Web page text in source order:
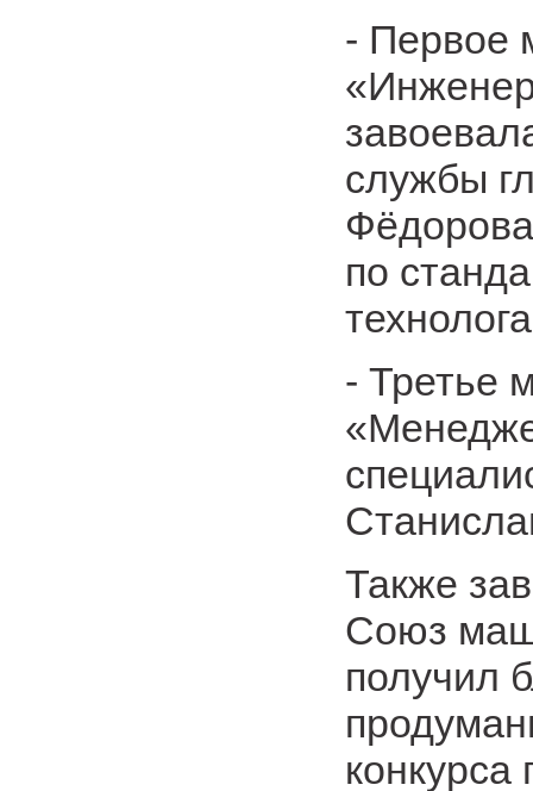
- Первое
службы
по
- Третье
Также
Союз
получил